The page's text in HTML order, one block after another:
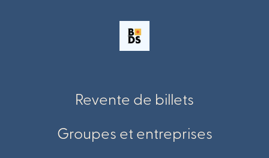
Revente de billets
Groupes et entreprises